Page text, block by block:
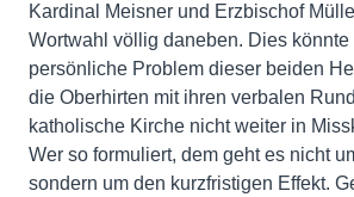
Kardinal Meisner und Erzbischof
Wortwahl völlig daneben. Dies könnte
persönliche Problem dieser beiden
die Oberhirten mit ihren verbalen
katholische Kirche nicht weiter in
Wer so formuliert, dem geht es nicht
sondern um den kurzfristigen Effekt.